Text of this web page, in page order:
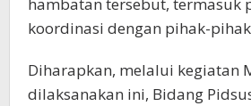
koordinasi dengan pihak-
Diharapkan, melalui kegiatan
dilaksanakan ini, Bidang